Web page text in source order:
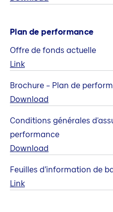
Plan de performance
Offre de fonds actuelle
Link
Brochure – Plan de
Download
Conditions générales
performance
Download
Feuilles d’information de
Link